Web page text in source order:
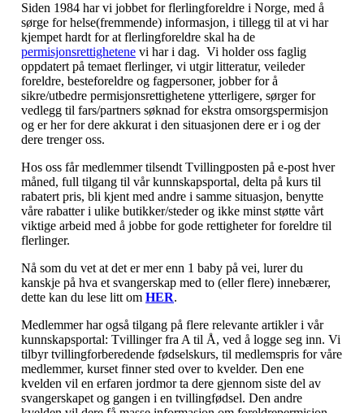
Siden 1984 har vi jobbet for flerlingforeldre i Norge, med å
sørge for helse(fremmende) informasjon, i tillegg til at vi har
kjempet hardt for at flerlingforeldre skal ha de
permisjonsrettighetene vi har i dag. Vi holder oss faglig
oppdatert på temaet flerlinger, vi utgir litteratur, veileder
foreldre, besteforeldre og fagpersoner, jobber for å
sikre/utbedre permisjonsrettighetene ytterligere, sørger for
vedlegg til fars/partners søknad for ekstra omsorgspermisjon
og er her for dere akkurat i den situasjonen dere er i og der
dere trenger oss.
Hos oss får medlemmer tilsendt Tvillingposten på e-post hver
måned, full tilgang til vår kunnskapsportal, delta på kurs til
rabatert pris, bli kjent med andre i samme situasjon, benytte
våre rabatter i ulike butikker/stederog ikke minst støtte vårt
viktige arbeid med å jobbe for gode rettigheter forforeldre til
flerlinger.
Nå som du vet at det er mer enn 1 baby på vei, lurer du
kanskje på hva et svangerskap med to (eller flere) innebærer,
dette kan du lese litt om HER.
Medlemmer har også tilgang på flere relevante artikler i vår
kunnskapsportal: Tvillinger fra A til Å, ved å logge seg inn. Vi
tilbyr tvillingforberedende fødselskurs, til medlemspris for våre
medlemmer, kurset finner sted over to kvelder. Den ene
kvelden vil en erfaren jordmor ta dere gjennom siste del av
svangerskapet og gangen i en tvillingfødsel. Den andre